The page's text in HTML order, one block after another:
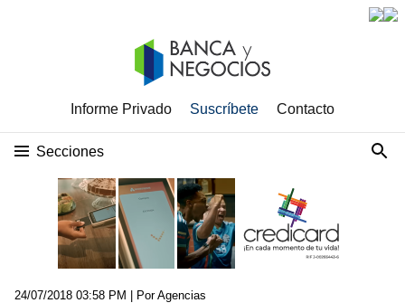
Informe Privado Suscríbete Contacto
Secciones
24/07/2018 03:58 PM | Por Agencias